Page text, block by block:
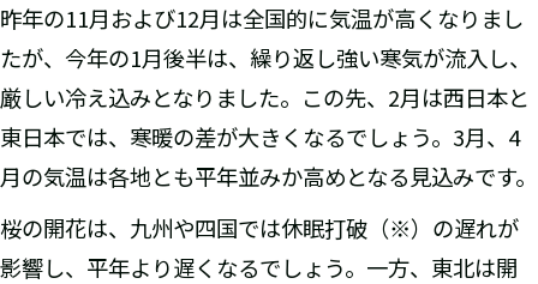
昨年の11月および12月は全国的に気温が高くなりまし
たが、今年の1月後半は、繰り返し強い寒気が流入し、
厳しい冷え込みとなりました。この先、2月は西日本と
東日本では、寒暖の差が大きくなるでしょう。3月、4
月の気温は各地とも平年並みか高めとなる見込みです。
桜の開花は、九州や四国では休眠打破（※）の遅れが
影響し、平年より遅くなるでしょう。一方、東北は開